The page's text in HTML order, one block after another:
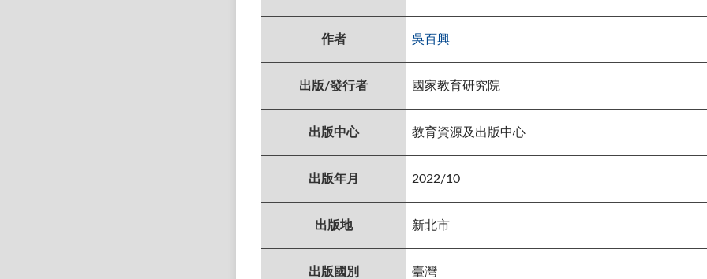
作者 吳百興
出版/發行者 國家教育研究院
出版中心 教育資源及出版中心
出版年月 2022/10
出版地 新北市
出版國別 臺灣